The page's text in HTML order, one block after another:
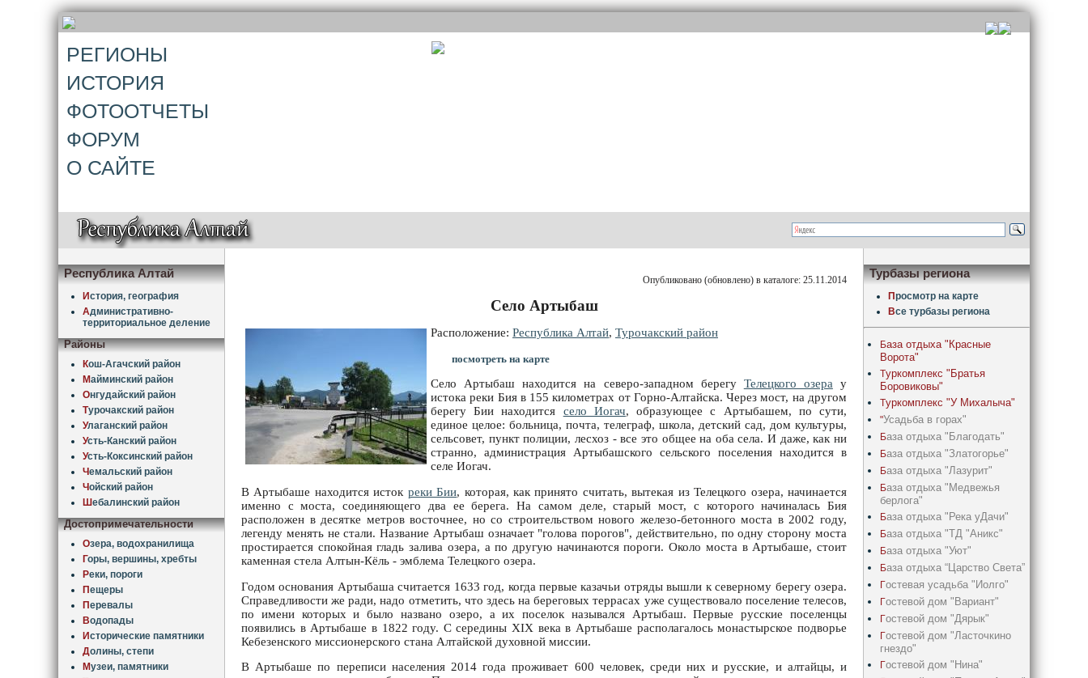
РЕГИОНЫ
ИСТОРИЯ
ФОТООТЧЕТЫ
ФОРУМ
О САЙТЕ
Республика Алтай
История, география
Административно-
территориальное деление
Районы
Кош-Агачский район
Майминский район
Онгудайский район
Турочакский район
Улаганский район
Усть-Канский район
Усть-Коксинский район
Чемальский район
Чойский район
Шебалинский район
Достопримечательности
Озера, водохранилища
Горы, вершины, хребты
Реки, пороги
Пещеры
Перевалы
Водопады
Исторические памятники
Долины, степи
Музеи, памятники
Опубликовано (обновлено) в каталоге: 25.11.2014
Село Артыбаш
Расположение: Республика Алтай, Турочакский район
посмотреть на карте
Село Артыбаш находится на северо-западном берегу Телецкого озерау
истока реки Бия в 155 километрах от Горно-Алтайска. Через мост, на другом
берегу Бии находится село Иогач, образующее с Артыбашем, по сути,
единое целое: больница, почта, телеграф, школа, детский сад, дом культуры,
сельсовет, пункт полиции, лесхоз - все это общее на оба села. И даже, как ни
странно, администрация Артыбашского сельского поселения находится в
селе Иогач.
В Артыбаше находится исток реки Бии, которая, как принято считать, вытекая из Телецкого озера, начинается
именно с моста, соединяющего два ее берега. На самом деле, старый мост, с которого начиналась Бия
расположен в десятке метров восточнее, но со строительством нового железо-бетонного моста в 2002 году,
легенду менять не стали. Название Артыбаш означает "голова порогов", действительно, по одну сторону моста
простирается спокойная гладь залива озера, а по другую начинаются пороги. Около моста в Артыбаше, стоит
каменная стела Алтын-Кёль - эмблема Телецкого озера.
Годом основания Артыбаша считается 1633 год, когда первые казачьи отряды вышли к северному берегу озера.
Справедливости же ради, надо отметить, что здесь на береговых террасах уже существовало поселение телесов,
по имени которых и было названо озеро, а их поселок назывался Артыбаш. Первые русские поселенцы
появились в Артыбаше в 1822 году. С середины XIX века в Артыбаше располагалось монастырское подворье
Кебезенского миссионерского стана Алтайской духовной миссии.
В Артыбаше по переписи населения 2014 года проживает 600 человек, среди них и русские, и алтайцы, и
Турбазы региона
Просмотр на карте
Все турбазы региона
База отдыха "Красные
Ворота"
Туркомплекс "Братья
Боровиковы"
Туркомплекс "У Михалыча"
"Усадьба в горах"
База отдыха "Благодать"
База отдыха "Златогорье"
База отдыха "Лазурит"
База отдыха "Медвежья
берлога"
База отдыха "Река уДачи"
База отдыха "ТД "Аникс"
База отдыха "Уют"
База отдыха “Царство Света”
Гостевая усадьба "Иолго"
Гостевой дом "Вариант"
Гостевой дом "Дярык"
Гостевой дом "Ласточкино
гнездо"
Гостевой дом "Нина"